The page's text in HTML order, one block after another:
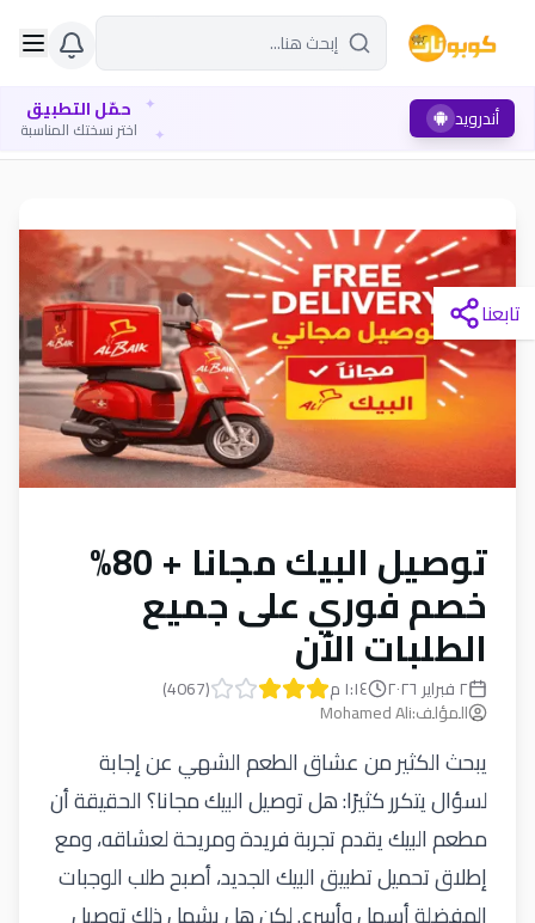
أندرويد حمّل التطبيق
اختر نسختك المناسبة
✦
✦
تابعنا
توصيل البيك مجانا + 80%
خصم فوري على جميع
الطلبات الآن
٢ فبراير ٢٠٢٦ ١:١٤ م (
4067
)
المؤلف:
Mohamed Ali
يبحث الكثير من عشاق الطعم الشهي عن إجابة
لسؤال يتكرر كثيرًا: هل توصيل البيك مجانا؟ الحقيقة أن
مطعم البيك يقدم تجربة فريدة ومريحة لعشاقه، ومع
إطلاق تحميل تطبيق البيك الجديد، أصبح طلب الوجبات